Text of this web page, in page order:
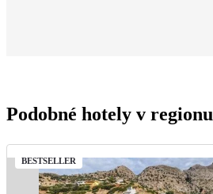
Podobné hotely v regionu
BESTSELLER